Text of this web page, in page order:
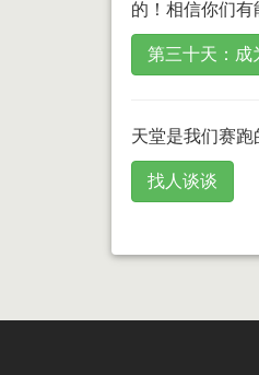
的！相信你们有
第三十天：成
天堂是我们赛跑
找人谈谈